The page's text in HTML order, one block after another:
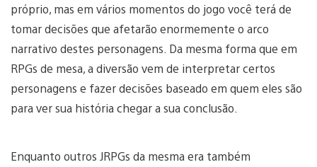
próprio, mas em vários momentos do jogo você terá de
tomar decisões que afetarão enormemente o arco
narrativo destes personagens. Da mesma forma que em
RPGs de mesa, a diversão vem de interpretar certos
personagens e fazer decisões baseado em quem eles são
para ver sua história chegar a sua conclusão.
Enquanto outros JRPGs da mesma era também